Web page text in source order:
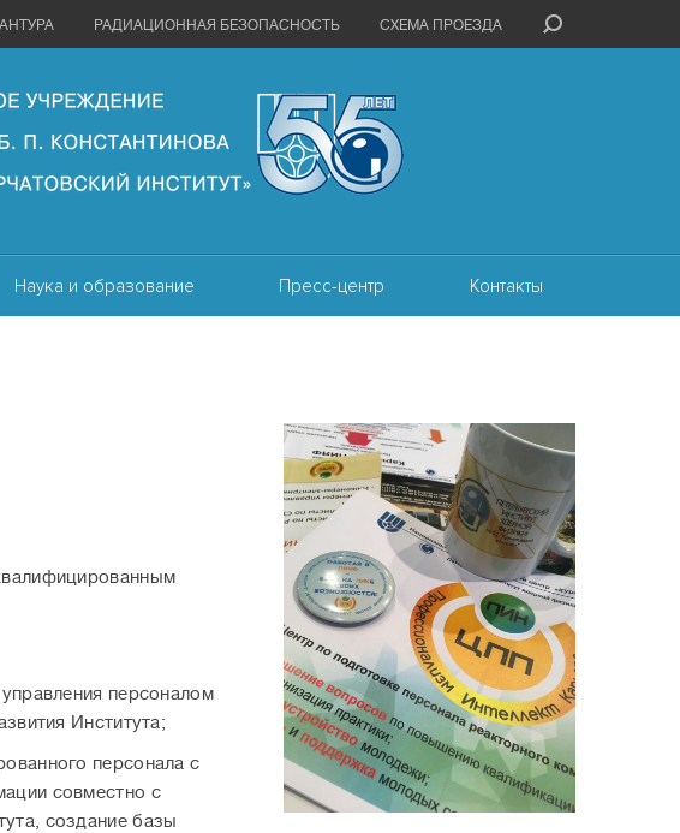
РАДИАЦИОННАЯ БЕЗОПАСНОСТЬ СХЕМА ПРОЕЗДА
Наука и образование Пресс-центр Контакты
персоналом
Института;
персонала с
совместно с
создание базы